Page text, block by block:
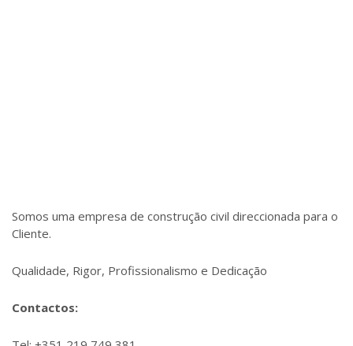
Somos uma empresa de construção civil direccionada para o
Cliente.
Qualidade, Rigor, Profissionalismo e Dedicação
Contactos: